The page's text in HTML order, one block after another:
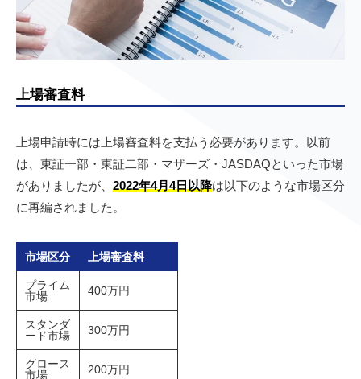
上場審査料
上場申請時には上場審査料を支払う必要があります。以前
は、東証一部・東証二部・マザーズ・JASDAQといった市場
がありましたが、 2022年4月4日以降は以下のような市場区分
に再編されました。
市場区分 上場審査料
プライム
市場
400万円
スタンダ
ード市場
300万円
グロース
市場
200万円